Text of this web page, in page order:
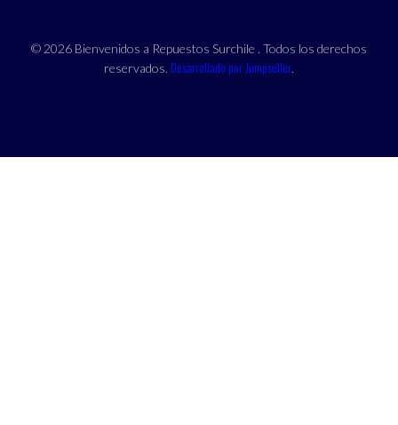
© 2026 Bienvenidos a Repuestos Surchile . Todos los derechos
reservados. Desarrollado por Jumpseller.